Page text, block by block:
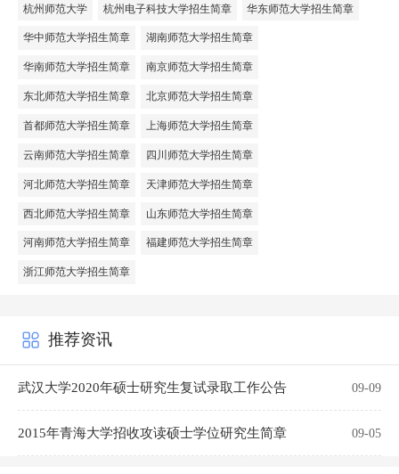
杭州师范大学 杭州电子科技大学招生简章 华东师范大学招生简章
华中师范大学招生简章 湖南师范大学招生简章
华南师范大学招生简章 南京师范大学招生简章
东北师范大学招生简章 北京师范大学招生简章
首都师范大学招生简章 上海师范大学招生简章
云南师范大学招生简章 四川师范大学招生简章
河北师范大学招生简章 天津师范大学招生简章
西北师范大学招生简章 山东师范大学招生简章
河南师范大学招生简章 福建师范大学招生简章
浙江师范大学招生简章
推荐资讯
武汉大学2020年硕士研究生复试录取工作公告 09-09
2015年青海大学招收攻读硕士学位研究生简章 09-05